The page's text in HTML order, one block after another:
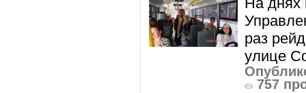
раз
улице
757